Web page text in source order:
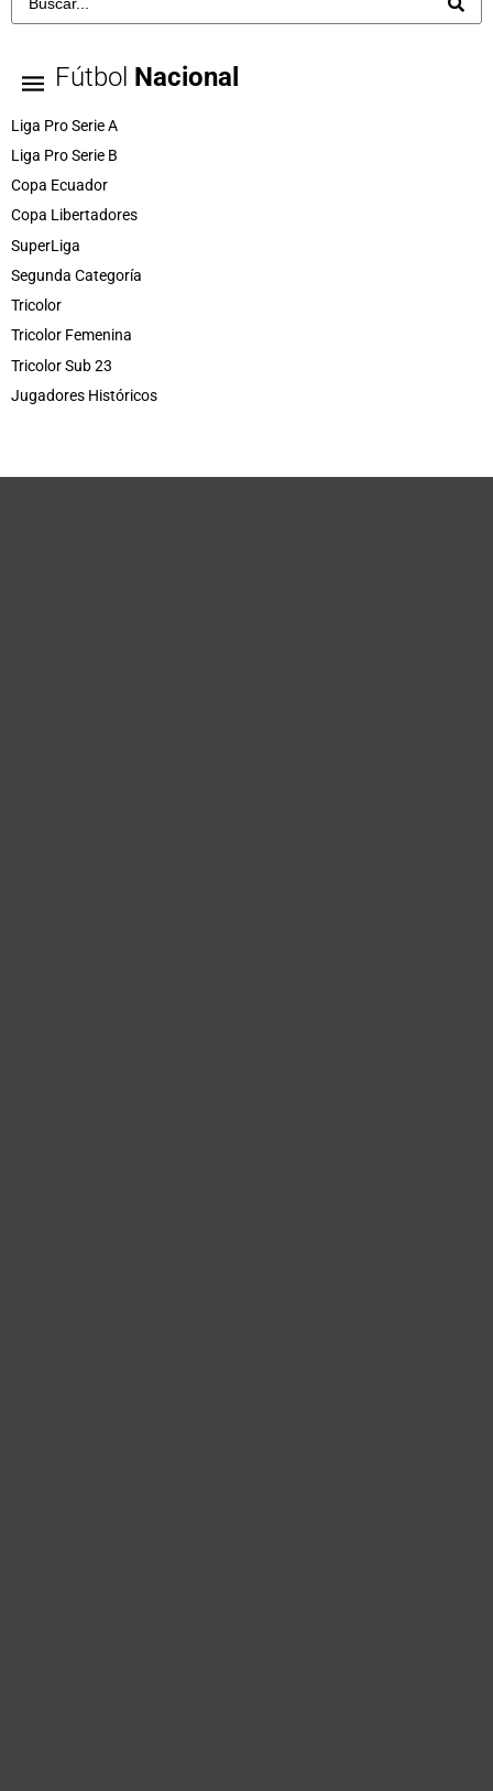
Fútbol Nacional
Liga Pro Serie A
Liga Pro Serie B
Copa Ecuador
Copa Libertadores
SuperLiga
Segunda Categoría
Tricolor
Tricolor Femenina
Tricolor Sub 23
Jugadores Históricos